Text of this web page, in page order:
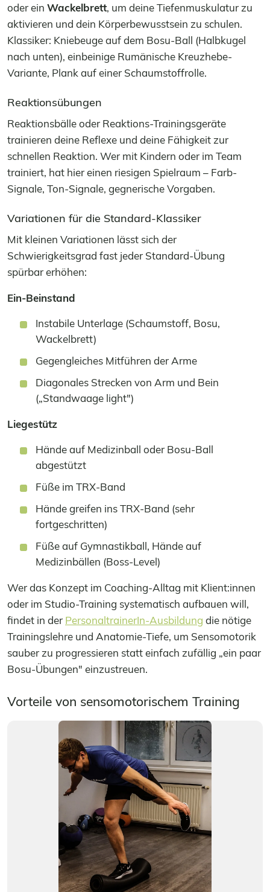
oder ein Wackelbrett, um deine Tiefenmuskulatur zu
aktivieren und dein Körperbewusstsein zu schulen.
Klassiker: Kniebeuge auf dem Bosu-Ball (Halbkugel
nach unten), einbeinige Rumänische Kreuzhebe-
Variante, Plank auf einer Schaumstoffrolle.
Reaktionsübungen
Reaktionsbälle oder Reaktions-Trainingsgeräte
trainieren deine Reflexe und deine Fähigkeit zur
schnellen Reaktion. Wer mit Kindern oder im Team
trainiert, hat hier einen riesigen Spielraum – Farb-
Signale, Ton-Signale, gegnerische Vorgaben.
Variationen für die Standard-Klassiker
Mit kleinen Variationen lässt sich der
Schwierigkeitsgrad fast jeder Standard-Übung
spürbar erhöhen:
Ein-Beinstand
Instabile Unterlage (Schaumstoff, Bosu,
Wackelbrett)
Gegengleiches Mitführen der Arme
Diagonales Strecken von Arm und Bein
(„Standwaage light")
Liegestütz
Hände auf Medizinball oder Bosu-Ball
abgestützt
Füße im TRX-Band
Hände greifen ins TRX-Band (sehr
fortgeschritten)
Füße auf Gymnastikball, Hände auf
Medizinbällen (Boss-Level)
Wer das Konzept im Coaching-Alltag mit Klient:innen
oder im Studio-Training systematisch aufbauen will,
findet in der PersonaltrainerIn-Ausbildung die nötige
Trainingslehre und Anatomie-Tiefe, um Sensomotorik
sauber zu progressieren statt einfach zufällig „ein paar
Bosu-Übungen" einzustreuen.
Vorteile von sensomotorischem Training